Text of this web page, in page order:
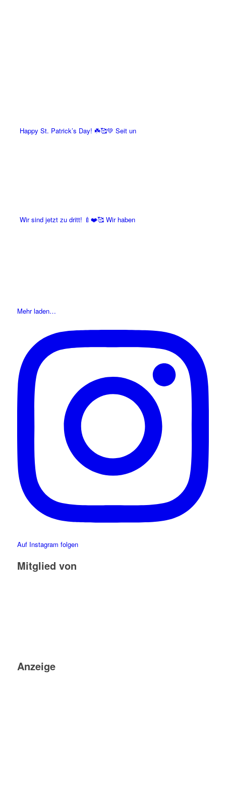
Happy St. Patrick’s Day! ☘️🥰💚 Seit un
Wir sind jetzt zu dritt! 🍼❤️🥰 Wir haben
Mehr laden…
Auf Instagram folgen
Mitglied von
Anzeige